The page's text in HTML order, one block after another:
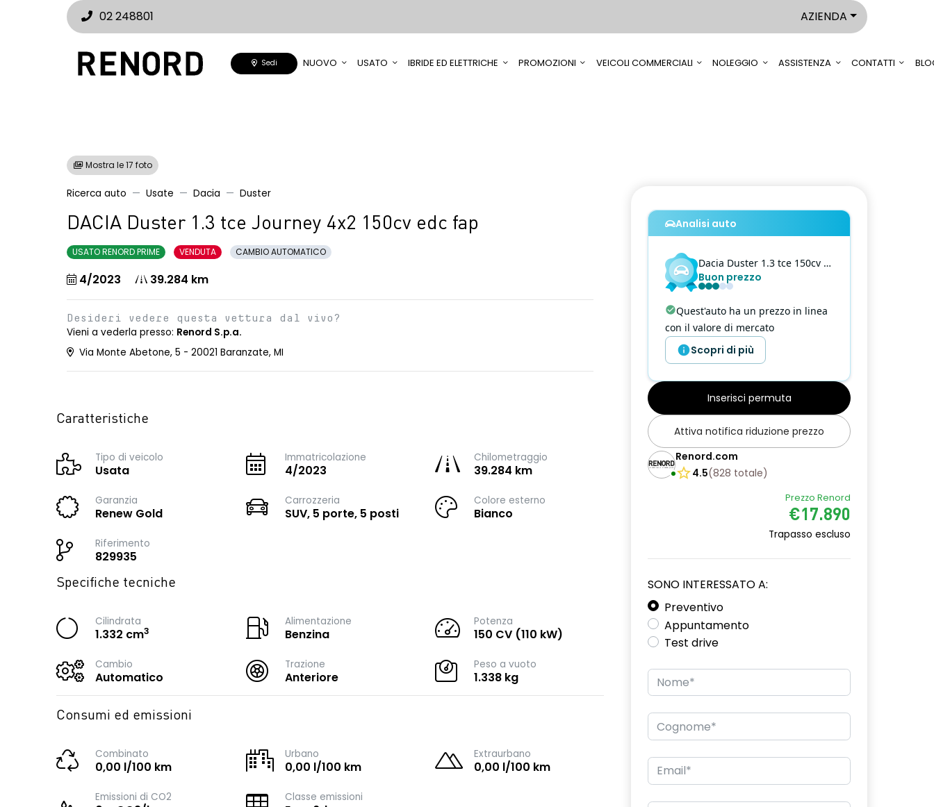
02 248801 AZIENDA
Sedi NUOVO USATO IBRIDE ED ELETTRICHE PROMOZIONI VEICOLI COMMERCIALI NOLEGGIO ASSISTENZA CONTATTI
Mostra le 17 foto
Ricerca auto Usate Dacia Duster
DACIA Duster 1.3 tce Journey 4x2 150cv edc fap
USATO RENORD PRIME VENDUTA CAMBIO AUTOMATICO
4/2023 39.284 km
Desideri vedere questa vettura dal vivo?
Vieni a vederla presso: Renord S.p.a.
Via Monte Abetone, 5 - 20021 Baranzate, MI
Caratteristiche
Tipo di veicolo
Usata
Immatricolazione
4/2023
Chilometraggio
39.284 km
Garanzia
Renew Gold
Carrozzeria
SUV, 5 porte, 5 posti
Colore esterno
Bianco
Riferimento
829935
Specifiche tecniche
Cilindrata
1.332 cm3
Alimentazione
Benzina
Potenza
150 CV (110 kW)
Cambio
Automatico
Trazione
Anteriore
Peso a vuoto
1.338 kg
Consumi ed emissioni
Combinato
0,00 l/100 km
Urbano
0,00 l/100 km
Extraurbano
0,00 l/100 km
Emissioni di CO2 Classe emissioni
Analisi auto
Dacia Duster 1.3 tce 150cv journey 4x2 edc fap
Buon prezzo
Quest'auto ha un prezzo in linea
con il valore di mercato
Scopri di più
Inserisci permuta
Attiva notifica riduzione prezzo
Renord.com
4.5(828 totale)
Prezzo Renord
€17.890
Trapasso escluso
SONO INTERESSATO A:
Preventivo
Appuntamento
Test drive